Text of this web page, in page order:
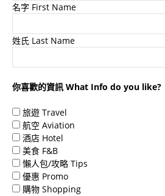
名字 First Name
姓氏 Last Name
你喜歡的資訊 What Info do you like?
旅遊 Travel
航空 Aviation
酒店 Hotel
美食 F&B
懶人包/攻略 Tips
優惠 Promo
購物 Shopping